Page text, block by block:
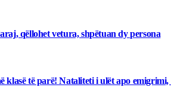
qëllohet vetura, shpëtuan dy persona
klasë të parë! Nataliteti i ulët apo emigrimi,